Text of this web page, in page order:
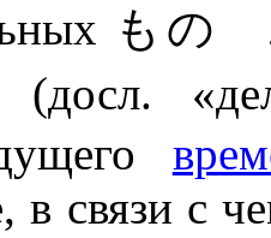
もの
(досл.
в связи с